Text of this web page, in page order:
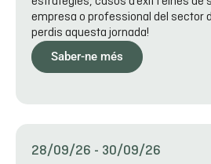
empresa o professional del sector
perdis aquesta jornada!
Saber-ne més
28/09/26 - 30/09/26